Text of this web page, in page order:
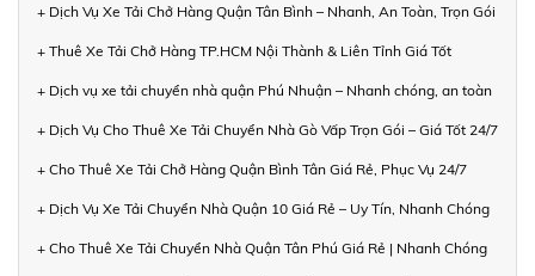
+ Dịch Vụ Xe Tải Chở Hàng Quận Tân Bình – Nhanh, An Toàn, Trọn Gói
+ Thuê Xe Tải Chở Hàng TP.HCM Nội Thành & Liên Tỉnh Giá Tốt
+ Dịch vụ xe tải chuyển nhà quận Phú Nhuận – Nhanh chóng, an toàn
+ Dịch Vụ Cho Thuê Xe Tải Chuyển Nhà Gò Vấp Trọn Gói – Giá Tốt 24/7
+ Cho Thuê Xe Tải Chở Hàng Quận Bình Tân Giá Rẻ, Phục Vụ 24/7
+ Dịch Vụ Xe Tải Chuyển Nhà Quận 10 Giá Rẻ – Uy Tín, Nhanh Chóng
+ Cho Thuê Xe Tải Chuyển Nhà Quận Tân Phú Giá Rẻ | Nhanh Chóng